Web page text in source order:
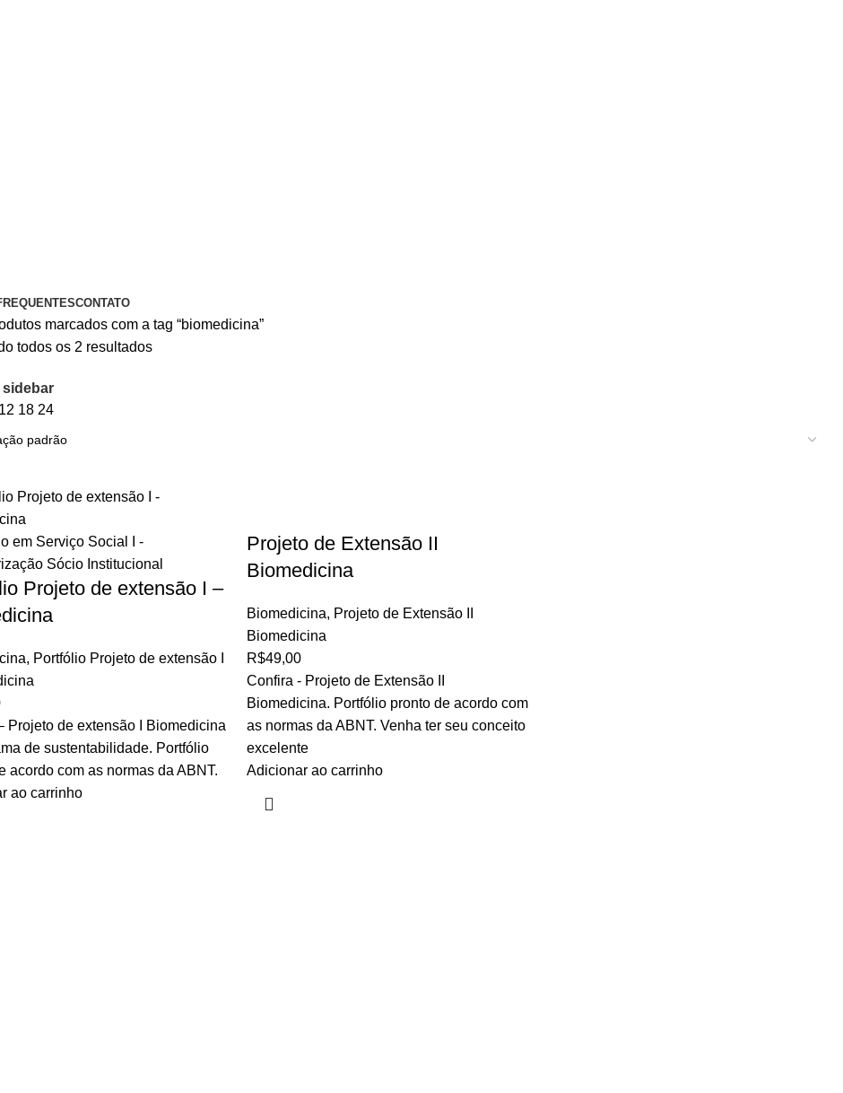
CONTATO
marcados com a tag “biomedicina”
todos os 2 resultados
sidebar
12 18 24
Projeto de extensão I –
, Portfólio Projeto de extensão I
Projeto de extensão I Biomedicina
de sustentabilidade. Portfólio
acordo com as normas da ABNT.
ao carrinho
Projeto de Extensão II
Biomedicina
Biomedicina, Projeto de Extensão II
Biomedicina
R$49,00
Confira - Projeto de Extensão II
Biomedicina. Portfólio pronto de acordo com
as normas da ABNT. Venha ter seu conceito
excelente
Adicionar ao carrinho